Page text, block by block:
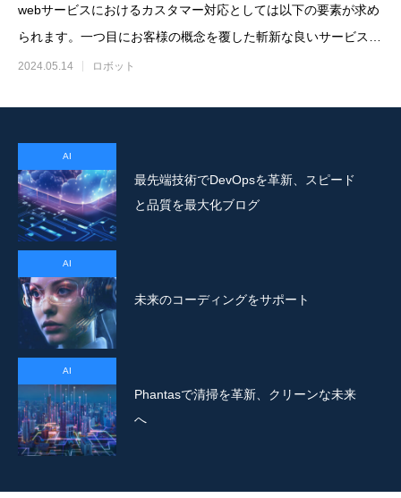
webサービスにおけるカスタマー対応としては以下の要素が求め
られます。一つ目にお客様の概念を覆した斬新な良いサービスを
提供すること、二つ目に
2024.05.14 ロボット
AI
最先端技術でDevOpsを革新、スピード
と品質を最大化ブログ
AI
未来のコーディングをサポート
AI
Phantasで清掃を革新、クリーンな未来
へ